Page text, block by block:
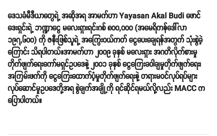
ဒေသခံမီဒီယာတွေရဲ့ အဆိုအရ အာမက်ဟာ Yayasan Akal Budi ဖောင်
ဒေးရှင်းရဲ့ ဘဏ္ဍာငွေ မလေးရှားရင်းဂစ် ၈၀၀,၀၀၀ (အမေရိကန်ဒေါ်လာ
၁၉၇,၆၀၀) ကို ဇနီးဖြစ်သူရဲ့ အကြွေးဝယ်ကတ် ငွေပေးချေရန်အတွက် သုံးစွဲခဲ့
ကြောင်း သိရပါတယ်။အာမက်ဟာ ၂၀၀၉ ခုနှစ် မလေးရှား အဂတိလိုက်စားမှု
တိုက်ဖျက်ရေးကော်မရှင်ဥပဒေနဲ့ ၂၀၀၁ ခုနှစ် ငွေကြေးခဝါချမှုတိုက်ဖျက်ရေး၊
အကြမ်းဖက်ကို ငွေကြေးထောက်ပံ့မှုတိုက်ဖျက်ရေးနဲ့ တရားမဝင်လုပ်ရပ်များ
လုပ်ဆောင်မှုဥပဒေတို့အရ စွဲချက်အချို့ကို ရင်ဆိုင်ရမယ်လို့လည်း MACC က
ပြောပါတယ်။